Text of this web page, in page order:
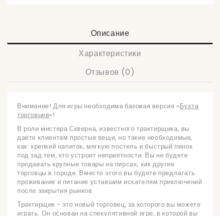
Описание
Характеристики
Отзывов (0)
Внимание! Для игры необходима базовая версия «Бухта
торговцев»!
В роли мистера Скверна, известного трактирщика, вы
даете клиентам простые вещи, но такие необходимые,
как: крепкий напиток, мягкую постель и быстрый пинок
под зад тем, кто устроит неприятности. Вы не будете
продавать крупные товары на пирсах, как другие
торговцы в городе. Вместо этого вы будете предлагать
проживание и питание уставшим искателям приключений
после закрытия рынков.
Трактирщик - это новый торговец, за которого вы можете
играть. Он основан на спекулятивной игре, в которой вы